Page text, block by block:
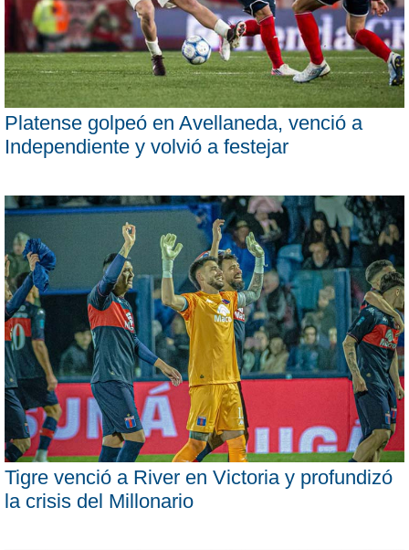
Platense golpeó en Avellaneda, venció a
Independiente y volvió a festejar
Tigre venció a River en Victoria y profundizó
la crisis del Millonario